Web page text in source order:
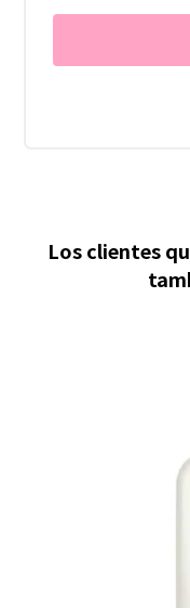
Los clientes